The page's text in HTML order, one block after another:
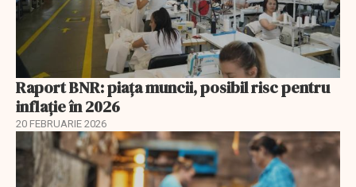
Raport BNR: piața muncii, posibil risc pentru
inflație în 2026
20 FEBRUARIE 2026